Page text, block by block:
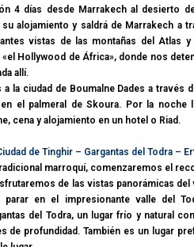
4 días desde Marrakech al desierto
alojamiento y saldrá de Marrakech a
vistas de las montañas del Atlas
Hollywood de África», donde nos
allí.
la ciudad de Boumalne Dades a
en el palmeral de Skoura. Por la
cena y alojamiento en un hotel o Riad.
de Tinghir – Gargantas del Todra –
marroquí, comenzaremos el
de las vistas panorámicas
parar en el impresionante valle del
del Todra, un lugar frío y natural
de profundidad. También es un lugar